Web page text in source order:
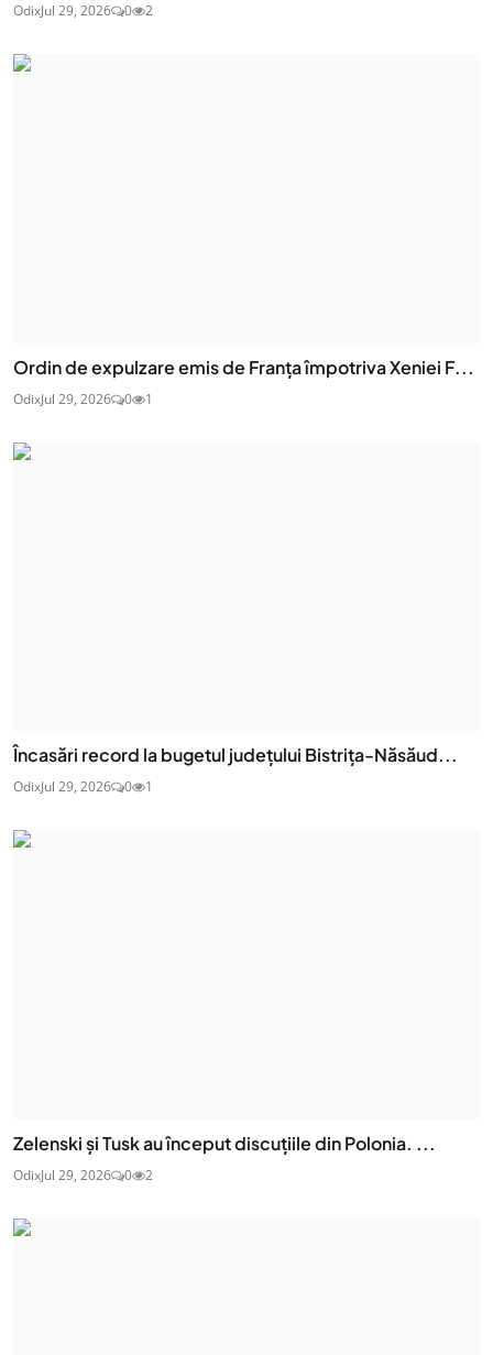
OdixJul 29, 2026 0 2
Ordin de expulzare emis de Franța împotriva Xeniei F...
OdixJul 29, 2026 0 1
Încasări record la bugetul județului Bistrița-Năsăud...
OdixJul 29, 2026 0 1
Zelenski și Tusk au început discuțiile din Polonia. ...
OdixJul 29, 2026 0 2